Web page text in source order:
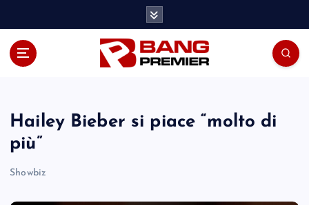
Hailey Bieber si piace “molto di
più”
Showbiz